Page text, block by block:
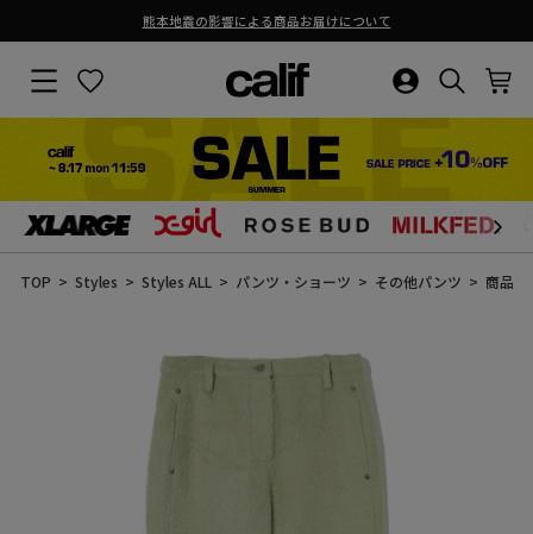
テ
ス
ラ
イ
ョ
ー
を
止
め
熊本地震の影響による商品お届けについて
サイトナビゲーション
お気に入り ログイン・新
検索結果
TOP Styles Styles ALL パンツ・ショーツ その他パンツ 商品詳